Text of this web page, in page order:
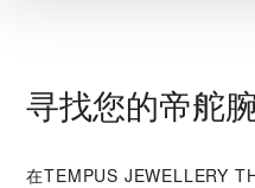
寻找您的帝舵
在‭TEMPUS JEWELLERY